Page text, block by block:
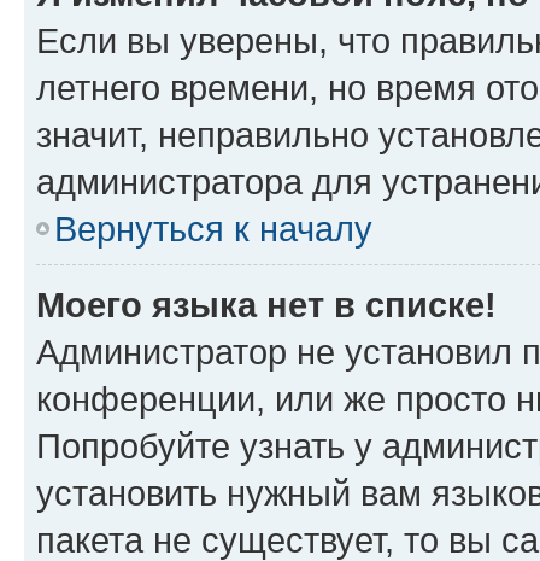
Если вы уверены, что
летнего времени, но время
значит, неправильно
администратора для
Вернуться к началу
Моего языка нет в списке!
Администратор не установил
конференции, или же просто
Попробуйте узнать у
установить нужный вам
пакета не существует, то вы